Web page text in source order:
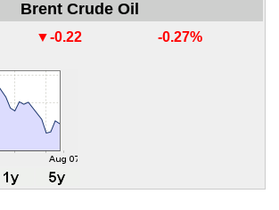
Brent Crude Oil
▼-0.22 -0.27%